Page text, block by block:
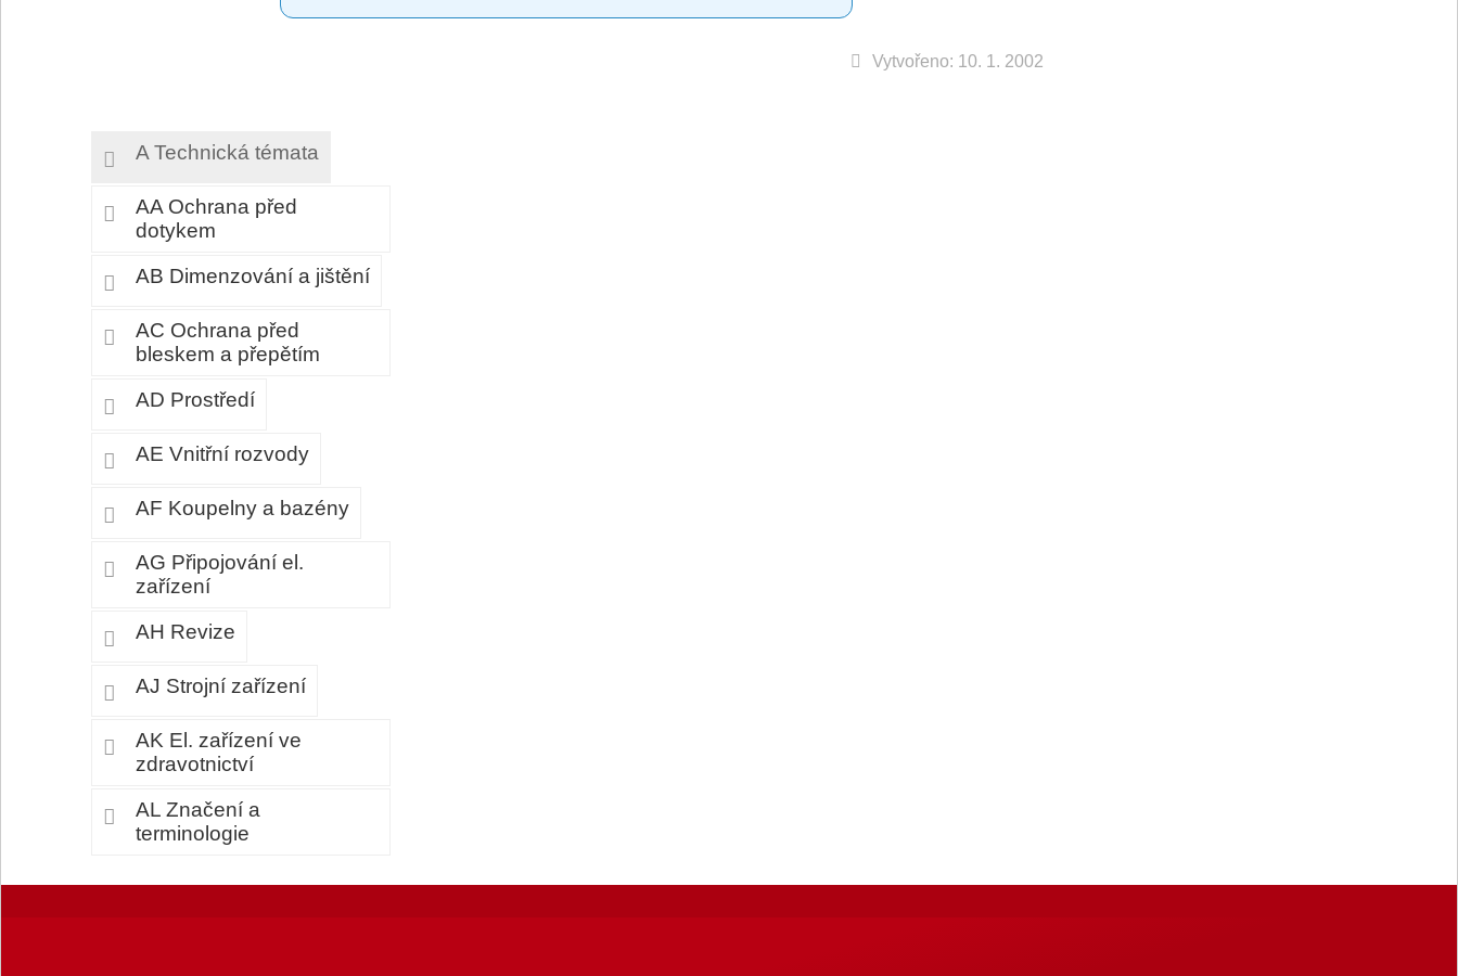
Vytvořeno: 10. 1. 2002
A Technická témata
AA Ochrana před
dotykem
AB Dimenzování a jištění
AC Ochrana před
bleskem a přepětím
AD Prostředí
AE Vnitřní rozvody
AF Koupelny a bazény
AG Připojování el.
zařízení
AH Revize
AJ Strojní zařízení
AK El. zařízení ve
zdravotnictví
AL Značení a
terminologie